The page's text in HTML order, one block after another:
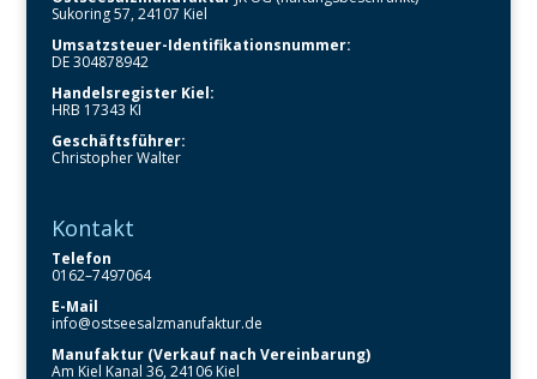
Sukoring 57, 24107 Kiel
Umsatzsteuer-Identifikationsnummer:
DE 304878942
Handelsregister Kiel:
HRB 17343 KI
Geschäftsführer:
Christopher Walter
Kontakt
Telefon
0162–7497064
E-Mail
info@ostseesalzmanufaktur.de
Manufaktur (Verkauf nach Vereinbarung)
Am Kiel Kanal 36, 24106 Kiel